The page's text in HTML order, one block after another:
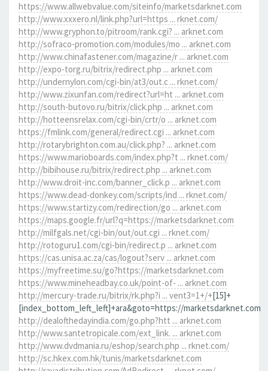
https://www.allwebvalue.com/siteinfo/marketsdarknet.com
http://www.xxxero.nl/link.php?url=https ... rknet.com/
http://www.gryphon.to/pitroom/rank.cgi? ... arknet.com
http://sofraco-promotion.com/modules/mo ... arknet.com
http://www.chinafastener.com/magazine/r ... arknet.com
http://expo-torg.ru/bitrix/redirect.php ... arknet.com
http://undernylon.com/cgi-bin/at3/out.c ... rknet.com/
http://www.zixunfan.com/redirect?url=ht ... arknet.com
http://south-butovo.ru/bitrix/click.php ... arknet.com
http://hotteensrelax.com/cgi-bin/crtr/o ... arknet.com
https://fmlink.com/general/redirect.cgi ... arknet.com
http://rotarybrighton.com.au/click.php? ... arknet.com
https://www.marioboards.com/index.php?t ... rknet.com/
http://bibihouse.ru/bitrix/redirect.php ... arknet.com
http://www.droit-inc.com/banner_click.p ... arknet.com
https://www.dead-donkey.com/scripts/ind ... rknet.com/
https://www.startizy.com/redirection/go ... arknet.com
https://maps.google.fr/url?q=https://marketsdarknet.com
http://milfgals.net/cgi-bin/out/out.cgi ... rknet.com/
http://rotoguru1.com/cgi-bin/redirect.p ... arknet.com
https://cas.unisa.ac.za/cas/logout?serv ... arknet.com
https://myfreetime.su/go?https://marketsdarknet.com
https://www.mineheadbay.co.uk/point-of- ... arknet.com
http://mercury-trade.ru/bitrix/rk.php?i ... vent3=1+/+[15]+
[index_bottom_left_left]+ara&goto=https://marketsdarknet.com
http://dealofthedayindia.com/go.php?htt ... arknet.com
http://www.santetropicale.com/ext_link. ... arknet.com
http://www.dvdmania.ru/eshop/search.php ... rknet.com/
http://sc.hkex.com.hk/tunis/marketsdarknet.com